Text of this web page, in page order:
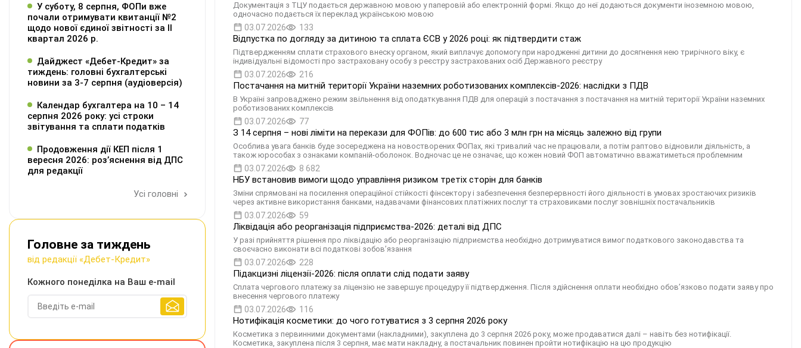
Документація з ТЦУ подається державною мовою у паперовій або електронній формі. Якщо до неї додаються документи іноземною мовою,
одночасно подається їх переклад українською мовою
03.07.2026 133
Відпустка по догляду за дитиною та сплата ЄСВ у 2026 році: як підтвердити стаж
Підтвердженням сплати страхового внеску органом, який виплачує допомогу при народженні дитини до досягнення нею трирічного віку, є
індивідуальні відомості про застраховану особу з реєстру застрахованих осіб Державного реєстру
03.07.2026 216
Постачання на митній території України наземних роботизованих комплексів-2026: наслідки з ПДВ
В Україні запроваджено режим звільнення від оподаткування ПДВ для операцій з постачання з постачання на митній території України наземних
роботизованих комплексів
03.07.2026 77
З 14 серпня – нові ліміти на перекази для ФОПів: до 600 тис або 3 млн грн на місяць залежно від групи
Особлива увага банків буде зосереджена на новостворених ФОПах, які тривалий час не працювали, а потім раптово відновили діяльність, а
також юрособах з ознаками компаній-оболонок. Водночас це не означає, що кожен новий ФОП автоматично вважатиметься проблемним
03.07.2026 8 682
НБУ встановив вимоги щодо управління ризиком третіх сторін для банків
Зміни спрямовані на посилення операційної стійкості фінсектору і забезпечення безперервності його діяльності в умовах зростаючих ризиків
через активне використання банками, надавачами фінансових платіжних послуг та страховиками послуг зовнішніх постачальників
03.07.2026 59
Ліквідація або реорганізація підприємства-2026: деталі від ДПС
У разі прийняття рішення про ліквідацію або реорганізацію підприємства необхідно дотримуватися вимог податкового законодавства та
своєчасно виконати всі податкові зобов’язання
03.07.2026 228
Підакцизні ліцензії-2026: після оплати слід подати заяву
Сплата чергового платежу за ліцензію не завершує процедуру її підтвердження. Після здійснення оплати необхідно обов’язково подати заяву про
внесення чергового платежу
03.07.2026 116
Нотифікація косметики: до чого готуватися з 3 серпня 2026 року
Косметика з первинними документами (накладними), закуплена до 3 серпня 2026 року, може продаватися далі – навіть без нотифікації.
Косметика, закуплена після 3 серпня, має мати накладну, а постачальник повинен пройти нотифікацію на цю продукцію
У суботу, 8 серпня, ФОПи вже
почали отримувати квитанції №2
щодо нової єдиної звітності за ІІ
квартал 2026 р.
Дайджест «Дебет-Кредит» за
тиждень: головні бухгалтерські
новини за 3-7 серпня (аудіоверсія)
Календар бухгалтера на 10 – 14
серпня 2026 року: усі строки
звітування та сплати податків
Продовження дії КЕП після 1
вересня 2026: розʼяснення від ДПС
для редакції
Усі головні
Головне за тиждень
від редакції «Дебет-Кредит»
Кожного понеділка на Ваш e-mail